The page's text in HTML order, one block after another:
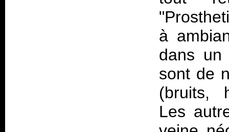
à
dans un
sont de
(bruits,
Les